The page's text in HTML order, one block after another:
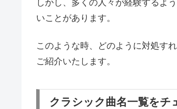
しかし、多くの人々が経験するよ
いことがあります。
このような時、どのように対処す
ご紹介いたします。
クラシック曲名一覧をチ